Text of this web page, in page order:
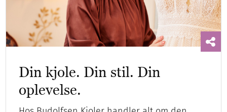
Din kjole. Din stil. Din
oplevelse.